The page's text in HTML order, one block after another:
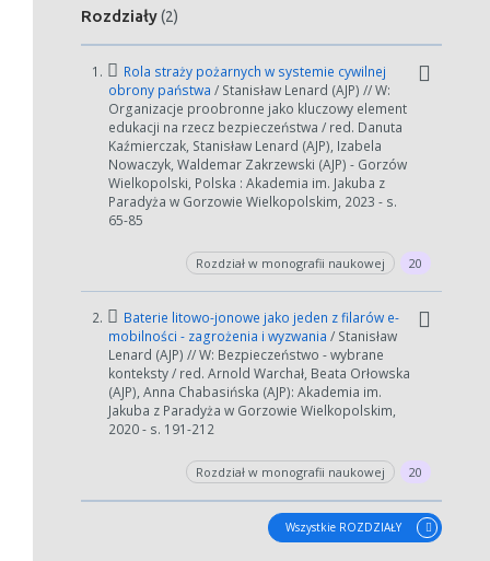
Rozdziały(2)
1.
Rola straży pożarnych w systemie cywilnej
obrony państwa / Stanisław Lenard (AJP) // W:
Organizacje proobronne jako kluczowy element
edukacji na rzecz bezpieczeństwa / red. Danuta
Kaźmierczak, Stanisław Lenard (AJP), Izabela
Nowaczyk, Waldemar Zakrzewski (AJP) - Gorzów
Wielkopolski, Polska : Akademia im. Jakuba z
Paradyża w Gorzowie Wielkopolskim, 2023 - s.
65-85
Rozdział w monografii naukowej 20
2.
Baterie litowo-jonowe jako jeden z filarów e-
mobilności - zagrożenia i wyzwania / Stanisław
Lenard (AJP) // W: Bezpieczeństwo - wybrane
konteksty / red. Arnold Warchał, Beata Orłowska
(AJP), Anna Chabasińska (AJP): Akademia im.
Jakuba z Paradyża w Gorzowie Wielkopolskim,
2020 - s. 191-212
Rozdział w monografii naukowej 20
Wszystkie ROZDZIAŁY